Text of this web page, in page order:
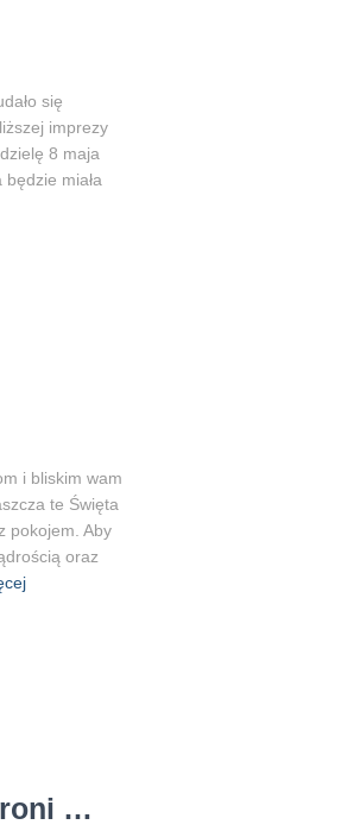
się
imprezy
8 maja
miała
i bliskim wam
te Święta
pokojem. Aby
oraz
…